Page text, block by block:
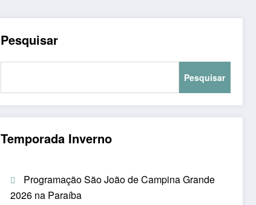
Pesquisar
Pesquisar
Temporada Inverno
Programação São João de Campina Grande
2026 na Paraíba